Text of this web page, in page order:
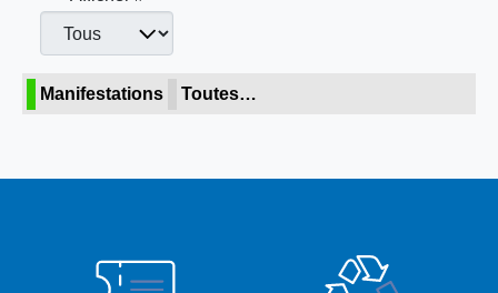
Manifestations Toutes…